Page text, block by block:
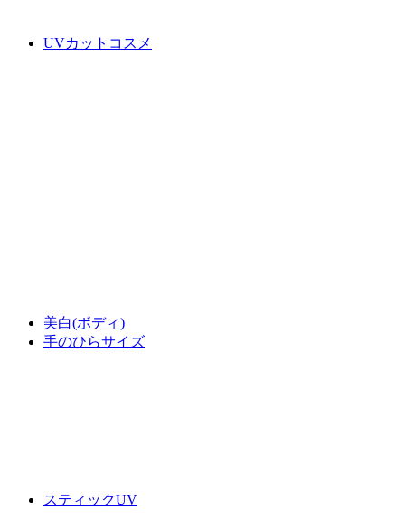
UVカットコスメ
美白(ボディ)
手のひらサイズ
スティックUV